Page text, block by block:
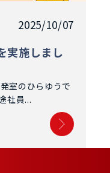
2025/10/07
実施しまし
室のひらゆうで
社員...